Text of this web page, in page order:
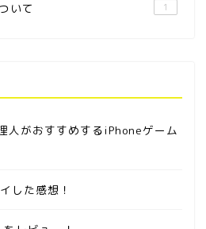
いて 1
人がおすすめするiPhoneゲーム
した感想！